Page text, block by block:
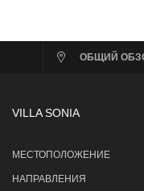
ОБЩИЙ
VILLA SONIA
МЕСТОПОЛОЖЕНИЕ
НАПРАВЛЕНИЯ